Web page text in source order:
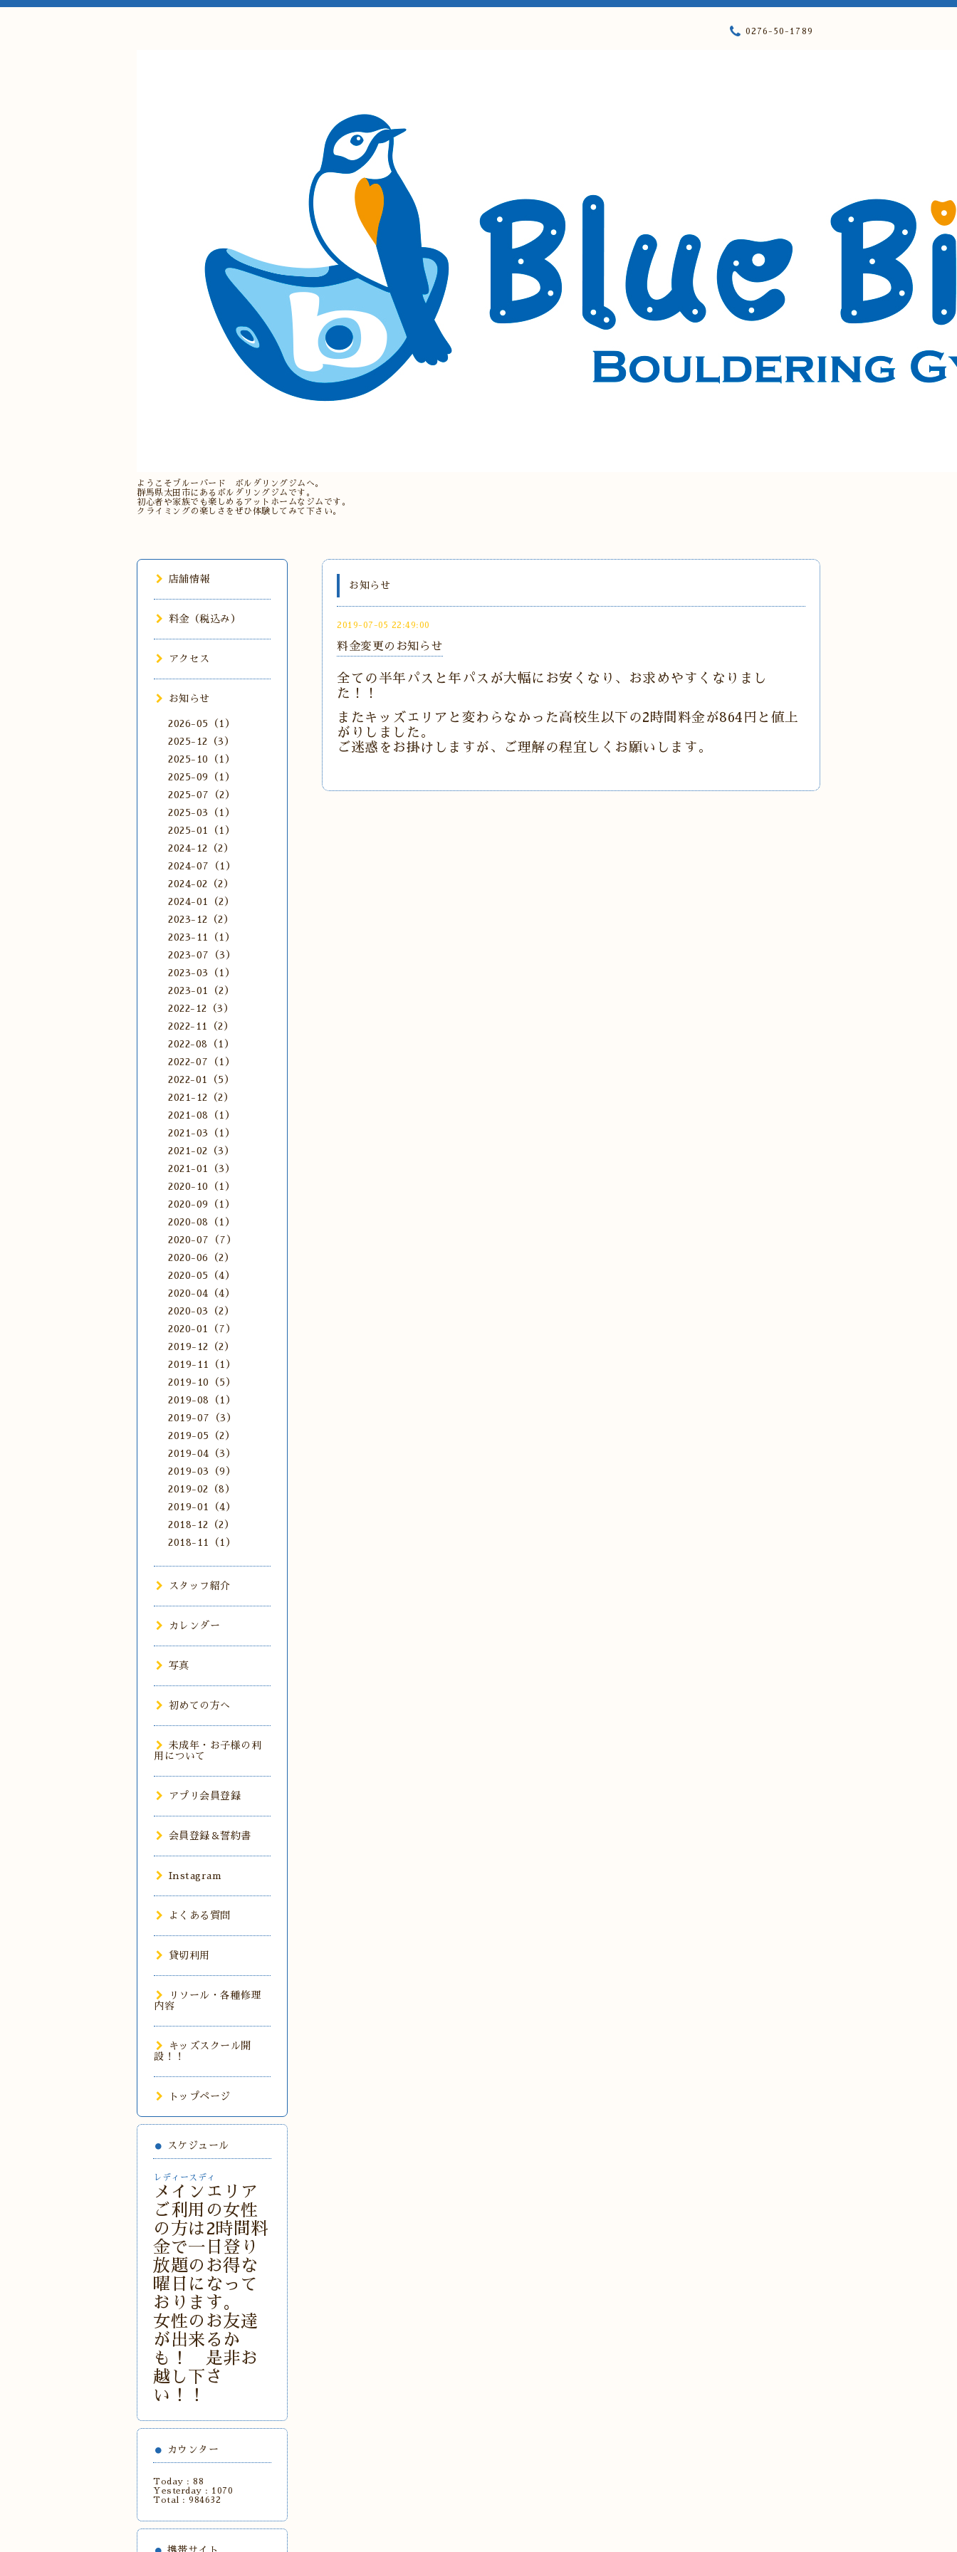
ようこそブルーバード ボルダリングジムへ。
群馬県太田市にあるボルダリングジムです。
初心者や家族でも楽しめるアットホームなジムです。
クライミングの楽しさをぜひ体験してみて下さい。
0276-50-1789
お知らせ
2019-07-05 22:49:00
料金変更のお知らせ
全ての半年パスと年パスが大幅にお安くなり、お求めやすくなりまし
た！！
またキッズエリアと変わらなかった高校生以下の2時間料金が864円と値上
がりしました。
ご迷惑をお掛けしますが、ご理解の程宜しくお願いします。
店舗情報
料金（税込み）
アクセス
お知らせ
2026-05（1）
2025-12（3）
2025-10（1）
2025-09（1）
2025-07（2）
2025-03（1）
2025-01（1）
2024-12（2）
2024-07（1）
2024-02（2）
2024-01（2）
2023-12（2）
2023-11（1）
2023-07（3）
2023-03（1）
2023-01（2）
2022-12（3）
2022-11（2）
2022-08（1）
2022-07（1）
2022-01（5）
2021-12（2）
2021-08（1）
2021-03（1）
2021-02（3）
2021-01（3）
2020-10（1）
2020-09（1）
2020-08（1）
2020-07（7）
2020-06（2）
2020-05（4）
2020-04（4）
2020-03（2）
2020-01（7）
2019-12（2）
2019-11（1）
2019-10（5）
2019-08（1）
2019-07（3）
2019-05（2）
2019-04（3）
2019-03（9）
2019-02（8）
2019-01（4）
2018-12（2）
2018-11（1）
スタッフ紹介
カレンダー
写真
初めての方へ
未成年・お子様の利
用について
アプリ会員登録
会員登録＆誓約書
Instagram
よくある質問
貸切利用
リソール・各種修理
内容
キッズスクール開
設！！
トップページ
スケジュール
レディースディ
メインエリア
ご利用の女性
の方は2時間料
金で一日登り
放題のお得な
曜日になって
おります。
女性のお友達
が出来るか
も！ 是非お
越し下さ
い！！
カウンター
Today : 88
Yesterday : 1070
Total : 984632
携帯サイト